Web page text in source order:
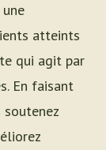
atteints
qui agit par
En faisant